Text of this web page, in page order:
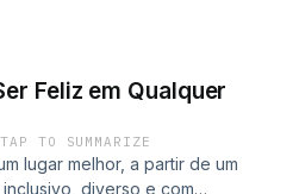
inovação tecnológica.
Feliz em Qualquer
TAP TO SUMMARIZE
lugar melhor, a partir de um
diverso e com